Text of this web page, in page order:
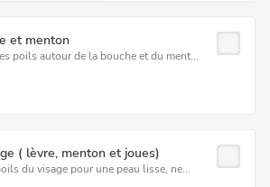
et menton
poils autour de la bouche et du ment...
( lèvre, menton et joues)
du visage pour une peau lisse, ne...